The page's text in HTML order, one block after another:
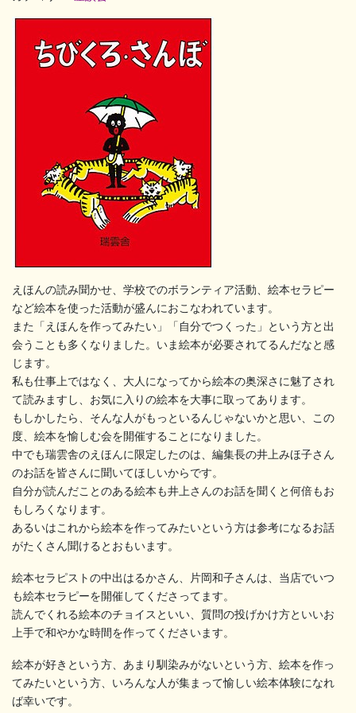
えほんの読み聞かせ、学校でのボランティア活動、絵本セラピー
など絵本を使った活動が盛んにおこなわれています。
また「えほんを作ってみたい」「自分でつくった」という方と出
会うことも多くなりました。いま絵本が必要されてるんだなと感
じます。
私も仕事上ではなく、大人になってから絵本の奥深さに魅了され
て読みますし、お気に入りの絵本を大事に取ってあります。
もしかしたら、そんな人がもっといるんじゃないかと思い、この
度、絵本を愉しむ会を開催することになりました。
中でも瑞雲舎のえほんに限定したのは、編集長の井上みほ子さん
のお話を皆さんに聞いてほしいからです。
自分が読んだことのある絵本も井上さんのお話を聞くと何倍もお
もしろくなります。
あるいはこれから絵本を作ってみたいという方は参考になるお話
がたくさん聞けるとおもいます。
絵本セラピストの中出はるかさん、片岡和子さんは、当店でいつ
も絵本セラピーを開催してくださってます。
読んでくれる絵本のチョイスといい、質問の投げかけ方といいお
上手で和やかな時間を作ってくださいます。
絵本が好きという方、あまり馴染みがないという方、絵本を作っ
てみたいという方、いろんな人が集まって愉しい絵本体験になれ
ば幸いです。